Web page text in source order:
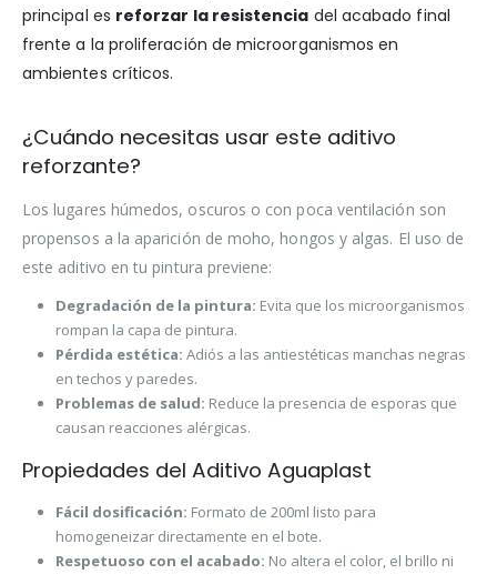
principal es reforzar la resistencia del acabado final
frente a la proliferación de microorganismos en
ambientes críticos.
¿Cuándo necesitas usar este aditivo
reforzante?
Los lugares húmedos, oscuros o con poca ventilación son
propensos a la aparición de moho, hongos y algas. El uso de
este aditivo en tu pintura previene:
Degradación de la pintura: Evita que los microorganismos
rompan la capa de pintura.
Pérdida estética: Adiós a las antiestéticas manchas negras
en techos y paredes.
Problemas de salud: Reduce la presencia de esporas que
causan reacciones alérgicas.
Propiedades del Aditivo Aguaplast
Fácil dosificación: Formato de 200ml listo para
homogeneizar directamente en el bote.
Respetuoso con el acabado: No altera el color, el brillo ni